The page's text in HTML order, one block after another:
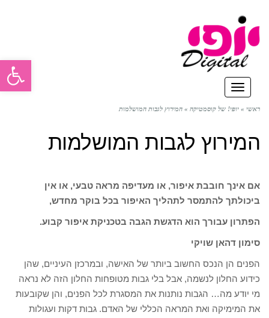
תפריט
ראשי » יופי! של קוסמטיקה » המירוץ לגבות המושלמות
המירוץ לגבות המושלמות
אם אינך חובבת איפור, או מעדיפה מראה טבעי, או אין
ביכולתך להתמסר לתהליך האיפור בכל בוקר מחדש,
הפתרון עבורך הוא הדגשת הגבה בטכניקת איפור קבוע.
סימון דהאן שויקי
הפנים הן הנכס החשוב ביותר של האישה, ובמרכזן העיניים, שהן
כידוע החלון לנשמה, אבל בלי גבות מטופחות החלון הזה לא נראה
מי יודע מה… הגבות נותנות את המסגרת לכל הפנים, והן שקובעות
את המימיקה ואת המראה הכללי של האדם. גבות דקות ועגולות
פתח